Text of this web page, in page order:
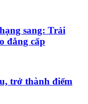
sang: Trải
đẳng cấp
trở thành điểm